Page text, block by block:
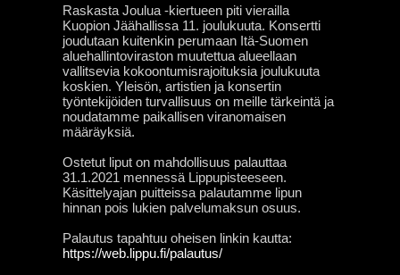
Raskasta Joulua -kiertueen piti vierailla
Kuopion Jäähallissa 11. joulukuuta. Konsertti
joudutaan kuitenkin perumaan Itä-Suomen
aluehallintoviraston muutettua alueellaan
vallitsevia kokoontumisrajoituksia joulukuuta
koskien. Yleisön, artistien ja konsertin
työntekijöiden turvallisuus on meille tärkeintä ja
noudatamme paikallisen viranomaisen
määräyksiä.
Ostetut liput on mahdollisuus palauttaa
31.1.2021 mennessä Lippupisteeseen.
Käsittelyajan puitteissa palautamme lipun
hinnan pois lukien palvelumaksun osuus.
Palautus tapahtuu oheisen linkin kautta:
https://web.lippu.fi/palautus/